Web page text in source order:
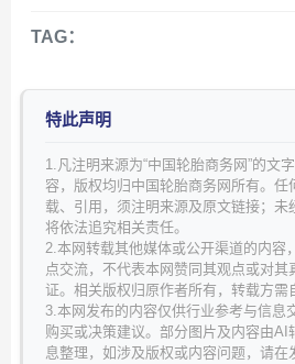
TAG：
特此声明
1.凡注明来源为“中国轮胎商务网”的文
容，版权均归中国轮胎商务网所有。任
载、引用，须注明来源及原文链接；未
将依法追究相关责任。
2.本网转载其他媒体或公开渠道的内容
点交流，不代表本网赞同其观点或对其
证。相关版权归原作者所有，转载方需
3.本网发布的内容仅供行业参考与信息
购买或决策建议。部分图片及内容由AI
息整理，如涉及版权或内容问题，请在